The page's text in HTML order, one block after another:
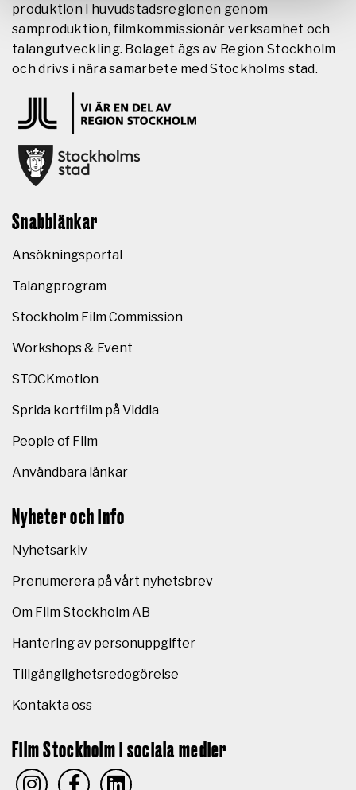
produktion i huvudstadsregionen genom
samproduktion, filmkommissionär verksamhet och
talangutveckling. Bolaget ägs av Region Stockholm
och drivs i nära samarbete med Stockholms stad.
Snabblänkar
Ansökningsportal
Talangprogram
Stockholm Film Commission
Workshops & Event
STOCKmotion
Sprida kortfilm på Viddla
People of Film
Användbara länkar
Nyheter och info
Nyhetsarkiv
Prenumerera på vårt nyhetsbrev
Om Film Stockholm AB
Hantering av personuppgifter
Tillgänglighetsredogörelse
Kontakta oss
Film Stockholm i sociala medier